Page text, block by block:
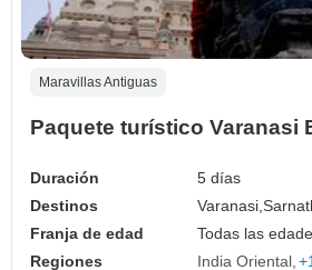
Maravillas Antiguas
Paquete turístico Varanasi
Duración
5 días
Destinos
Varanasi,
Franja de edad
Todas las
Regiones
India Oriental